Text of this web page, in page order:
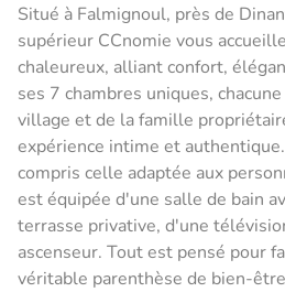
Situé à Falmignoul, près de
supérieur CCnomie vous
chaleureux, alliant confort,
ses 7 chambres uniques,
village et de la famille
expérience intime et
compris celle adaptée aux
est équipée d'une salle de bain
terrasse privative, d'une
ascenseur. Tout est pensé pour
véritable parenthèse de bien-